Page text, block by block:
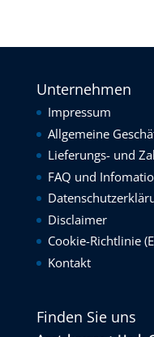
Unternehmen
Impressum
Allgemeine
Lieferungs- und
FAQ und
Disclaimer
Cookie-Richtlinie
Kontakt
Finden Sie uns